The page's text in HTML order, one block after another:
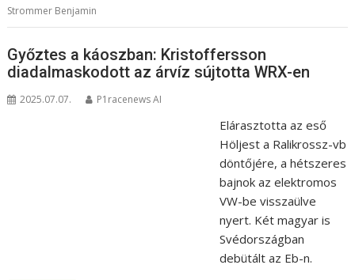
Strommer Benjamin
Győztes a káoszban: Kristoffersson
diadalmaskodott az árvíz sújtotta WRX-en
2025.07.07. P1racenews AI
Elárasztotta az eső
Höljest a Ralikrossz-vb
döntőjére, a hétszeres
bajnok az elektromos
VW-be visszaülve
nyert. Két magyar is
Svédországban
debütált az Eb-n.